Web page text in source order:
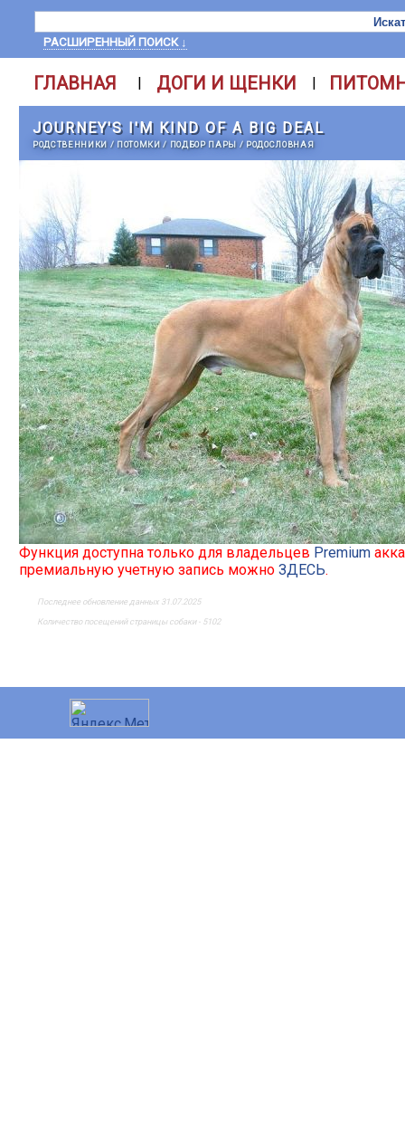
РАСШИРЕННЫЙ ПОИСК ↓
ГЛАВНАЯ | ДОГИ И ЩЕНКИ |
JOURNEY'S I'M KIND OF A BIG DEAL
РОДСТВЕННИКИ / ПОТОМКИ/ ПОДБОР ПАРЫ / РОДОСЛОВНАЯ
Функция доступна только для владельцев Premium
премиальную учетную запись можно ЗДЕСЬ.
Последнее обновление данных 31.07.2025
Количество посещений страницы собаки - 5102